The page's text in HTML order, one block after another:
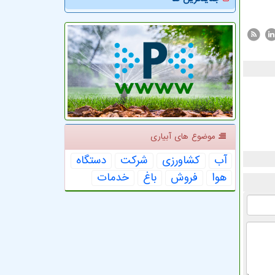
موضوع های آبیاری
آب كشاورزی شركت
دستگاه
هوا
فروش باغ خدمات